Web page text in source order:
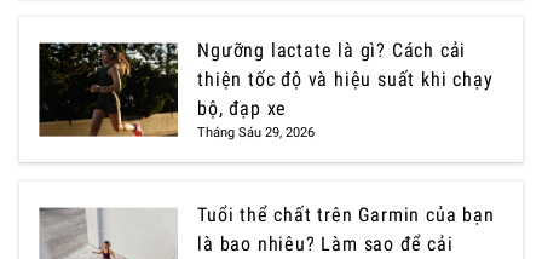
Ngưỡng lactate là gì? Cách cải
thiện tốc độ và hiệu suất khi chạy
bộ, đạp xe
Tháng Sáu 29, 2026
Tuổi thể chất trên Garmin của bạn
là bao nhiêu? Làm sao để cải